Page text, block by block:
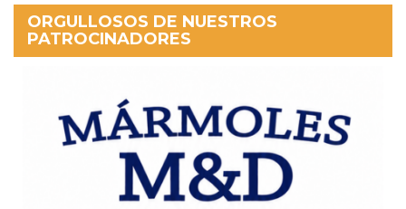
ORGULLOSOS DE NUESTROS
PATROCINADORES